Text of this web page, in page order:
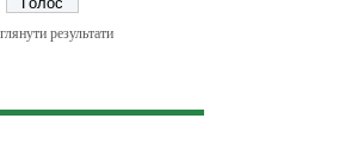
результати